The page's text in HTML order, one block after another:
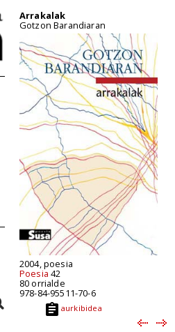
Arrakalak
Gotzon Barandiaran
2004, poesia
Poesia 42
80 orrialde
978-84-95511-70-6
aurkibidea